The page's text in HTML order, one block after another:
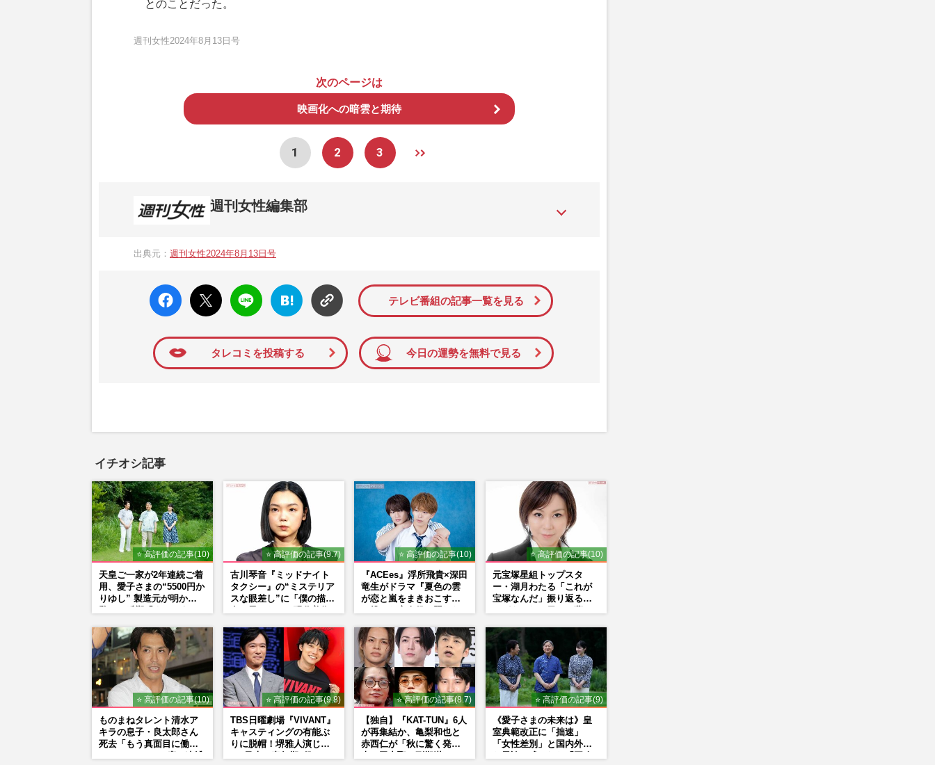
とのことだった。
週刊女性2024年8月13日号
次のページは
映画化への暗雲と期待
1 2 3
週刊女性編集部
母”が抱える400万円超の“借金トラブル”」報道をスクープ。この一報から約2か月後、宮内庁は結婚延期を
出典元： 週刊女性2024年8月13日号
faceboo
k いい
ね
X ポス
ト
LINE
はてな
ブック
マーク
テレビ番組の記事一覧を見る
タレコミを投稿する 今日の運勢を無料で見る
イチオシ記事
⭐ 高評価の記事(10)
天皇ご一家が2年連続ご着
用、愛子さまの“5500円か
りゆし” 製造元が明かす
⭐ 高評価の記事(9.7)
古川琴音『ミッドナイト
タクシー』の“ミステリア
スな眼差し”に「僕の描く
で“公認”
⭐ 高評価の記事(10)
『ACEes』浮所飛貴×深田
竜生がドラマ『夏色の雲
が恋と嵐をまきおこす』
秘話
⭐ 高評価の記事(10)
元宝塚星組トップスタ
ー・湖月わたる「これが
宝塚なんだ」振り返るか
⭐ 高評価の記事(10)
ものまねタレント清水ア
キラの息子・良太郎さん
死去「もう真面目に働い
⭐ 高評価の記事(9.8)
TBS日曜劇場『VIVANT』
キャスティングの有能ぶ
りに脱帽！堺雅人演じ
⭐ 高評価の記事(8.7)
【独自】『KAT-TUN』6人
が再集結か、亀梨和也と
赤西仁が「秋に驚く発
⭐ 高評価の記事(9)
《愛子さまの未来は》皇
室典範改正に「拙速」
「女性差別」と国内外か